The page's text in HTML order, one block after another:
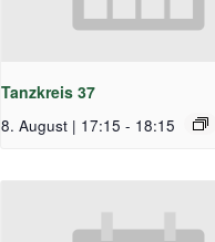
Tanzkreis 37
8. August | 17:15 - 18:15